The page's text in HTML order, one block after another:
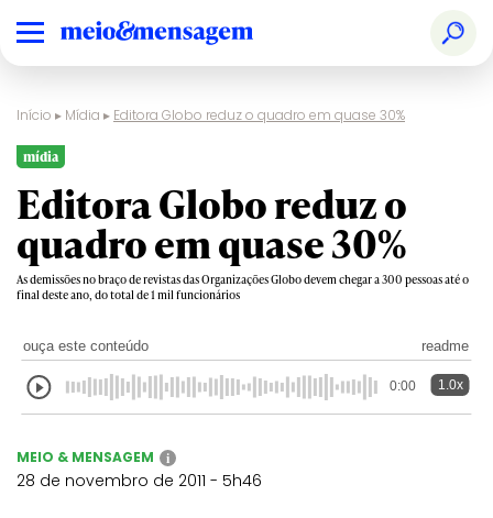
Início ▸ Mídia ▸ Editora Globo reduz o quadro em quase 30%
mídia
Editora Globo reduz o
quadro em quase 30%
As demissões no braço de revistas das Organizações Globo devem chegar a 300 pessoas até o
final deste ano, do total de 1 mil funcionários
ouça este conteúdo readme
0:00 1.0x
MEIO & MENSAGEM i
28 de novembro de 2011 - 5h46